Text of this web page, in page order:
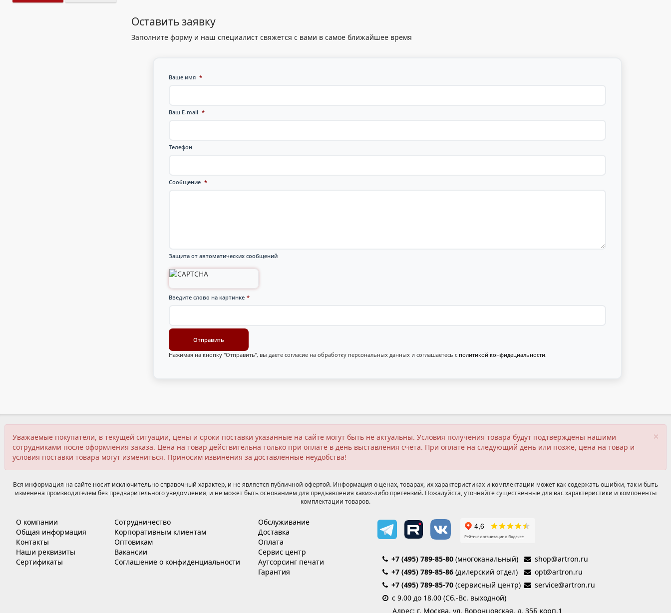
Оставить заявку
Заполните форму и наш специалист свяжется с вами в самое ближайшее время
Ваше имя *
Ваш E-mail *
Телефон
Сообщение *
Защита от автоматических сообщений
Введите слово на картинке *
Нажимая на кнопку "Отправить", вы даете согласие на обработку персональных данных и соглашаетесь с политикой конфидециальности.
×
Уважаемые покупатели, в текущей ситуации, цены и сроки поставки указанные на сайте могут быть не актуальны. Условия получения товара будут подтверждены нашими
сотрудниками после оформления заказа. Цена на товар действительна только при оплате в день выставления счета. При оплате на следующий день или позже, цена на товар и
условия поставки товара могут измениться. Приносим извинения за доставленные неудобства!
Вся информация на сайте носит исключительно справочный характер, и не является публичной офертой. Информация о ценах, товарах, их характеристиках и комплектации может как содержать ошибки, так и быть
изменена производителем без предварительного уведомления, и не может быть основанием для предъявления каких-либо претензий. Пожалуйста, уточняйте существенные для вас характеристики и компоненты
комплектации товаров.
О компании
Общая информация
Контакты
Наши реквизиты
Сертификаты
Сотрудничество
Корпоративным клиентам
Оптовикам
Вакансии
Соглашение о конфиденциальности
Обслуживание
Доставка
Оплата
Сервис центр
Аутсорсинг печати
Гарантия
+7 (495) 789-85-80(многоканальный)
shop@artron.ru
+7 (495) 789-85-86(дилерский отдел)
opt@artron.ru
+7 (495) 789-85-70(сервисный центр)
service@artron.ru
с 9.00 до 18.00 (Сб.-Вс. выходной)
Адрес: г. Москва, ул. Воронцовская, д. 35Б корп.1